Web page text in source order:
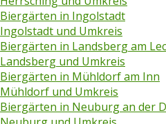
Biergärten in Ingolstadt
Ingolstadt und Umkreis
Biergärten in Landsberg am
Landsberg und Umkreis
Biergärten in Mühldorf am Inn
Mühldorf und Umkreis
Biergärten in Neuburg an der